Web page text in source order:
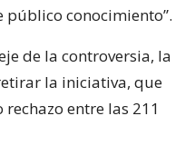
público conocimiento”.
de la controversia, la
la iniciativa, que
entre las 211